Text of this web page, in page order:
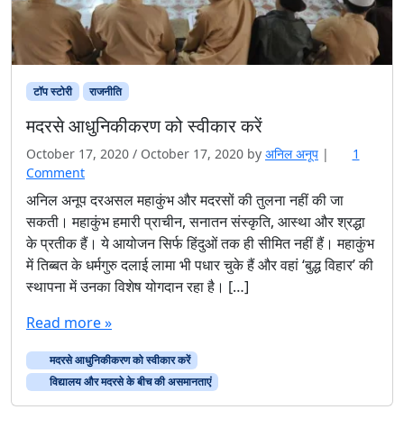
टॉप स्टोरी राजनीति
मदरसे आधुनिकीकरण को स्वीकार करें
October 17, 2020 / October 17, 2020 by अनिल अनूप |
1
Commento
म
द
र
से
आ
नि
क
र
अनिल अनूप दरअसल महाकुंभ और मदरसों की तुलना नहीं की जा
सकती। महाकुंभ हमारी प्राचीन, सनातन संस्कृति, आस्था और श्रद्धा
के प्रतीक हैं। ये आयोजन सिर्फ हिंदुओं तक ही सीमित नहीं हैं। महाकुंभ
में तिब्बत के धर्मगुरु दलाई लामा भी पधार चुके हैं और वहां ‘बुद्ध विहार’ की
स्थापना में उनका विशेष योगदान रहा है। […]
Read more »
मदरसे आधुनिकीकरण को स्वीकार करें
विद्यालय और मदरसे के बीच की असमानताएं